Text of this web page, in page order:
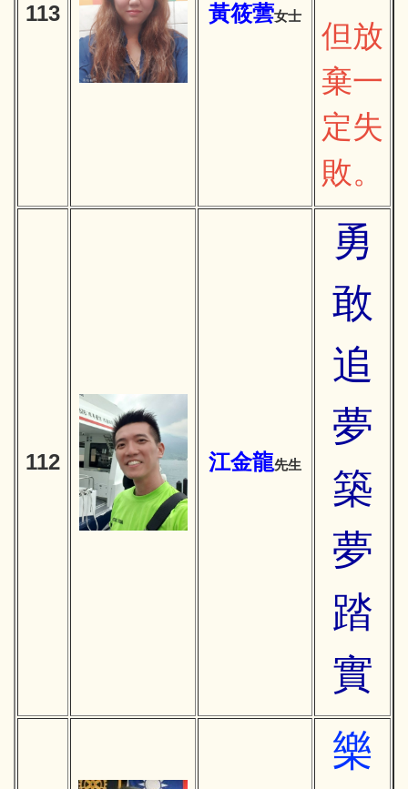
113 黃筱蕓女士
但放
棄一
定失
敗。
112 江金龍先生
勇
敢
追
夢
築
夢
踏
實
樂